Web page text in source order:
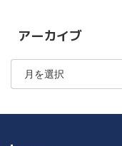
アーカイブ
ア
カ
ブ